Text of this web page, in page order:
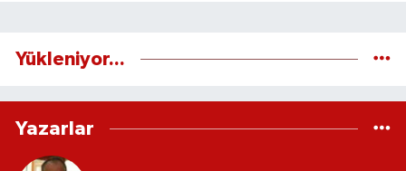
Yükleniyor...
Yazarlar